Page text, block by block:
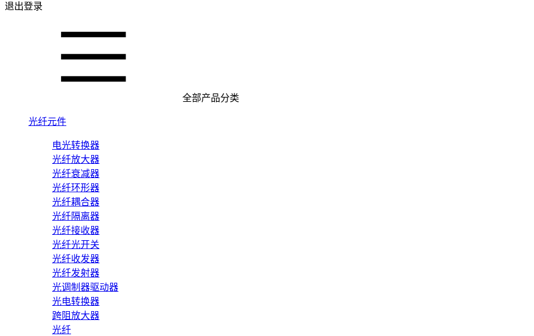
退出登录
全部产品分类
光纤元件
电光转换器
光纤放大器
光纤衰减器
光纤环形器
光纤耦合器
光纤隔离器
光纤接收器
光纤光开关
光纤收发器
光纤发射器
光调制器驱动器
光电转换器
跨阻放大器
光纤